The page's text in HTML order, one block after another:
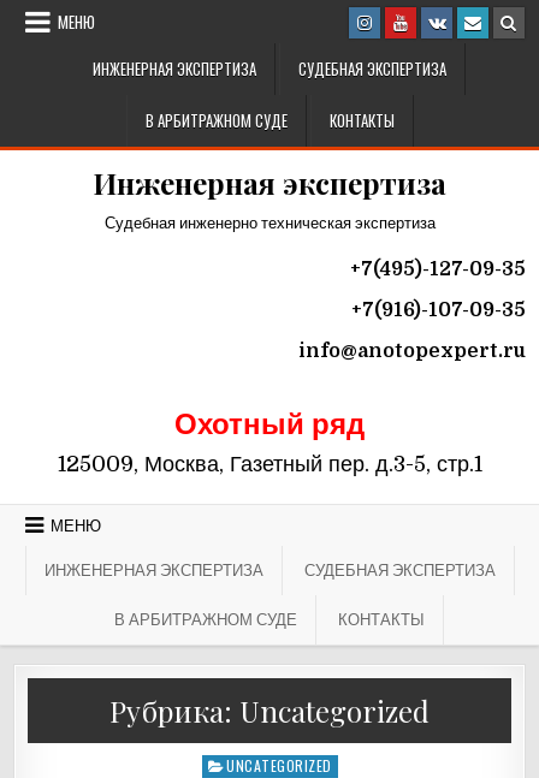
Перейти к содержимому
МЕНЮ
ИНЖЕНЕРНАЯ ЭКСПЕРТИЗА
СУДЕБНАЯ ЭКСПЕРТИЗА
В АРБИТРАЖНОМ СУДЕ КОНТАКТЫ
Инженерная экспертиза
Судебная инженерно техническая экспертиза
+7(495)-127-09-35
+7(916)-107-09-35
info@anotopexpert.ru
Охотный ряд
125009, Москва, Газетный пер. д.3-5, стр.1
МЕНЮ
ИНЖЕНЕРНАЯ ЭКСПЕРТИЗА СУДЕБНАЯ ЭКСПЕРТИЗА
В АРБИТРАЖНОМ СУДЕ КОНТАКТЫ
Рубрика: Uncategorized
Опубликовано в
UNCATEGORIZED